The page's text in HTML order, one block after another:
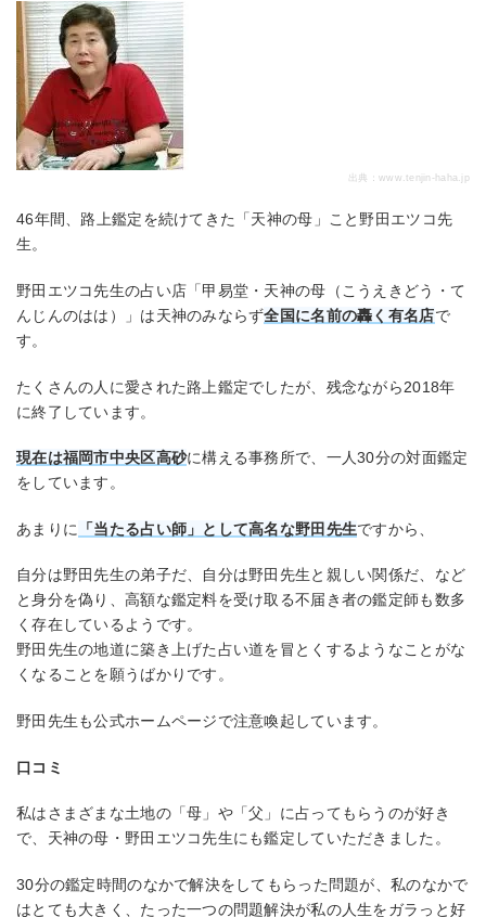
出典： www.tenjin-haha.jp
46年間、路上鑑定を続けてきた「天神の母」こと野田エツコ先
生。
野田エツコ先生の占い店「甲易堂・天神の母（こうえきどう・て
んじんのはは）」は天神のみならず全国に名前の轟く有名店で
す。
たくさんの人に愛された路上鑑定でしたが、残念ながら2018年
に終了しています。
現在は福岡市中央区高砂に構える事務所で、一人30分の対面鑑定
をしています。
あまりに 「当たる占い師」として高名な野田先生ですから、
自分は野田先生の弟子だ、自分は野田先生と親しい関係だ、など
と身分を偽り、高額な鑑定料を受け取る不届き者の鑑定師も数多
く存在しているようです。
野田先生の地道に築き上げた占い道を冒とくするようなことがな
くなることを願うばかりです。
野田先生も公式ホームページで注意喚起しています。
口コミ
私はさまざまな土地の「母」や「父」に占ってもらうのが好き
で、天神の母・野田エツコ先生にも鑑定していただきました。
30分の鑑定時間のなかで解決をしてもらった問題が、私のなかで
はとても大きく、たった一つの問題解決が私の人生をガラっと好